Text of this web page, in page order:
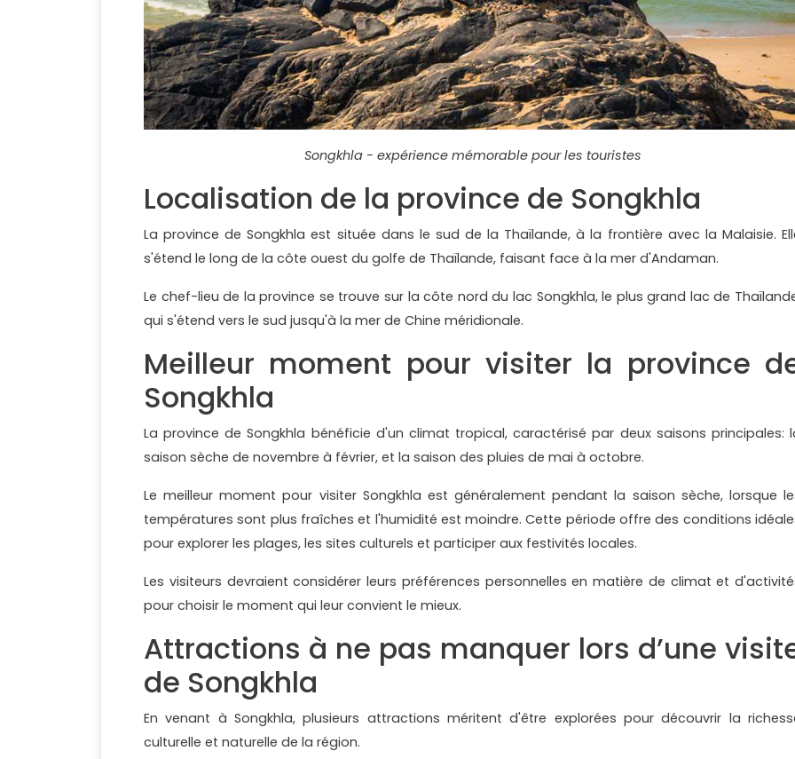
Songkhla - expérience mémorable pour les touristes
Localisation de la province de Songkhla
La province de Songkhla est située dans le sud de la Thaïlande, à la frontière avec la Malaisie.
s'étend le long de la côte ouest du golfe de Thaïlande, faisant face à la mer d'Andaman.
Le chef-lieu de la province se trouve sur la côte nord du lac Songkhla, le plus grand lac de
qui s'étend vers le sud jusqu'à la mer de Chine méridionale.
Meilleur moment pour visiter la province
Songkhla
La province de Songkhla bénéficie d'un climat tropical, caractérisé par deux saisons principales:
saison sèche de novembre à février, et la saison des pluies de mai à octobre.
Le meilleur moment pour visiter Songkhla est généralement pendant la saison sèche, lorsque
températures sont plus fraîches et l'humidité est moindre. Cette période offre des conditions
pour explorer les plages, les sites culturels et participer aux festivités locales.
Les visiteurs devraient considérer leurs préférences personnelles en matière de climat et
pour choisir le moment qui leur convient le mieux.
Attractions à ne pas manquer lors d’une
de Songkhla
En venant à Songkhla, plusieurs attractions méritent d'être explorées pour découvrir la
culturelle et naturelle de la région.